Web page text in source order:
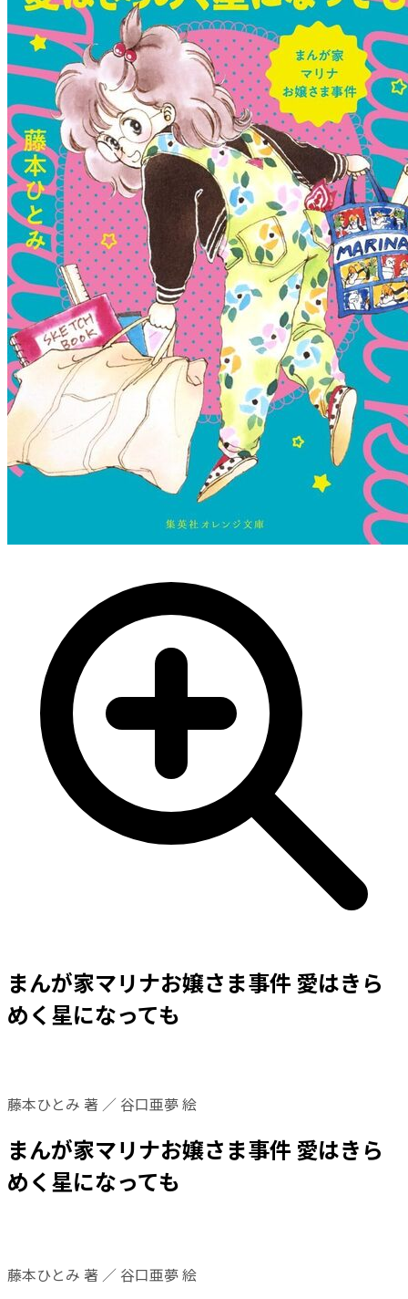
まんが家マリナお嬢さま事件 愛はきら
めく星になっても
藤本ひとみ 著 ／ 谷口亜夢 絵
まんが家マリナお嬢さま事件 愛はきら
めく星になっても
藤本ひとみ 著 ／ 谷口亜夢 絵